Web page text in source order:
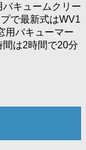
キュームクリー
で最新式はWV1
用バキューマー
は2時間で20分